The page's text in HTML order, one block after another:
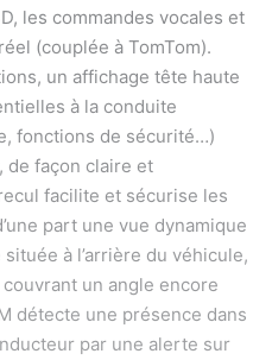
les commandes vocales et
(couplée à TomTom).
un affichage tête haute
à la conduite
fonctions de sécurité…)
de façon claire et
facilite et sécurise les
part une vue dynamique
à l’arrière du véhicule,
un angle encore
détecte une présence dans
par une alerte sur